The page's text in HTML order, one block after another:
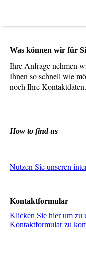
Was können wir für
Ihre Anfrage nehmen
Ihnen so schnell wie
noch Ihre Kontaktdaten.
How to find us
Nutzen Sie unseren
Kontaktformular
Klicken Sie hier um zu
Kon­takt­for­mu­lar zu